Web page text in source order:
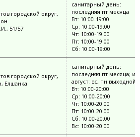
городской округ,
51/57
санитарный день:
последняя пт месяца
Вт: 10:00-19:00
Ср: 10:00-19:00
Чт: 10:00-19:00
Пт: 10:00-19:00
Сб: 10:00-19:00
городской округ,
Елшанка
санитарный день:
последняя пт месяца;
август: вс, пн выходной
Вт: 10:00-20:00
Ср: 10:00-20:00
Чт: 10:00-20:00
Пт: 10:00-20:00
Сб: 10:00-20:00
Вс: 10:00-20:00